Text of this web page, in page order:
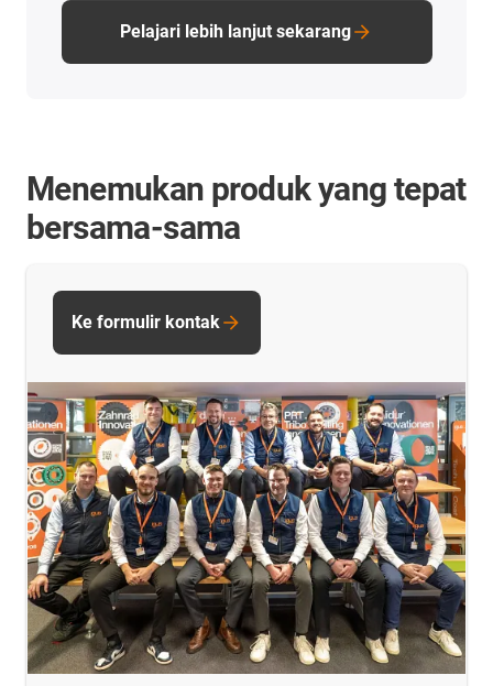
Pelajari lebih lanjut sekarang
Menemukan produk yang tepat
bersama-sama
Ke formulir kontak